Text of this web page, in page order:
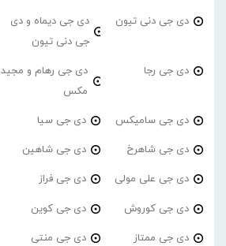
دی جی دنی تیون
دی جی دیماه و دی
جی دنی تیون
دی جی رجا
دی جی رهام و مجید
مکس
دی جی سامیکس دی جی سیا
دی جی شاهرخ دی جی شاهین
دی جی علی مولی دی جی فراز
دی جی کوروش دی جی کوین
دی جی ممتاز دی جی منتی